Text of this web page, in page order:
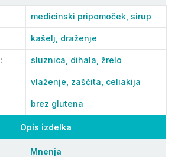
Opis izdelka
Mnenja
medicinski pripomoček, sirup
kašelj, draženje
: sluznica, dihala, žrelo
vlaženje, zaščita, celiakija
brez glutena